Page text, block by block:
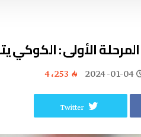
الأولى : الكوكي
2024-01-04 4٬253
Twitter